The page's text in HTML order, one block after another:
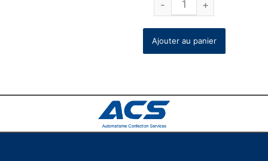
Ajouter au panier